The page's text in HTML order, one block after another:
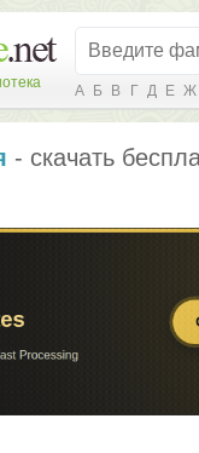
А Б В Г Д Е Ж
- скачать